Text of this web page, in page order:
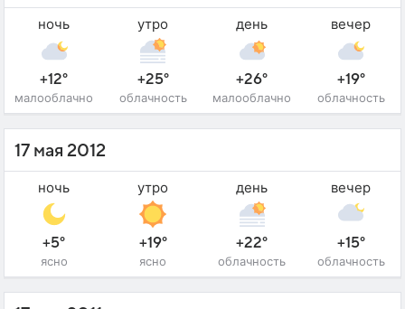
ночь
+12°
малооблачно
утро
+25°
облачность
день
+26°
малооблачно
вечер
+19°
облачность
17 мая 2012
ночь
+5°
ясно
утро
+19°
ясно
день
+22°
облачность
вечер
+15°
облачность